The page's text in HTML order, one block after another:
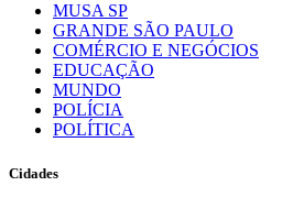
MUSA SP
GRANDE SÃO PAULO
COMÉRCIO E NEGÓCIOS
EDUCAÇÃO
MUNDO
POLÍCIA
POLÍTICA
Cidades